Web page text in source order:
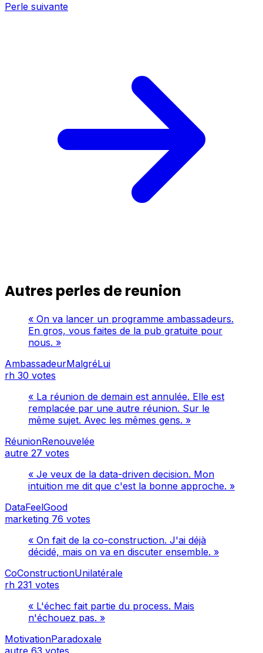
Perle suivante
Autres perles de reunion
« On va lancer un programme ambassadeurs.
En gros, vous faites de la pub gratuite pour
nous. »
AmbassadeurMalgréLui
rh 30 votes
« La réunion de demain est annulée. Elle est
remplacée par une autre réunion. Sur le
même sujet. Avec les mêmes gens. »
RéunionRenouvelée
autre 27 votes
« Je veux de la data-driven decision. Mon
intuition me dit que c'est la bonne approche. »
DataFeelGood
marketing 76 votes
« On fait de la co-construction. J'ai déjà
décidé, mais on va en discuter ensemble. »
CoConstructionUnilatérale
rh 231 votes
« L'échec fait partie du process. Mais
n'échouez pas. »
MotivationParadoxale
autre 63 votes